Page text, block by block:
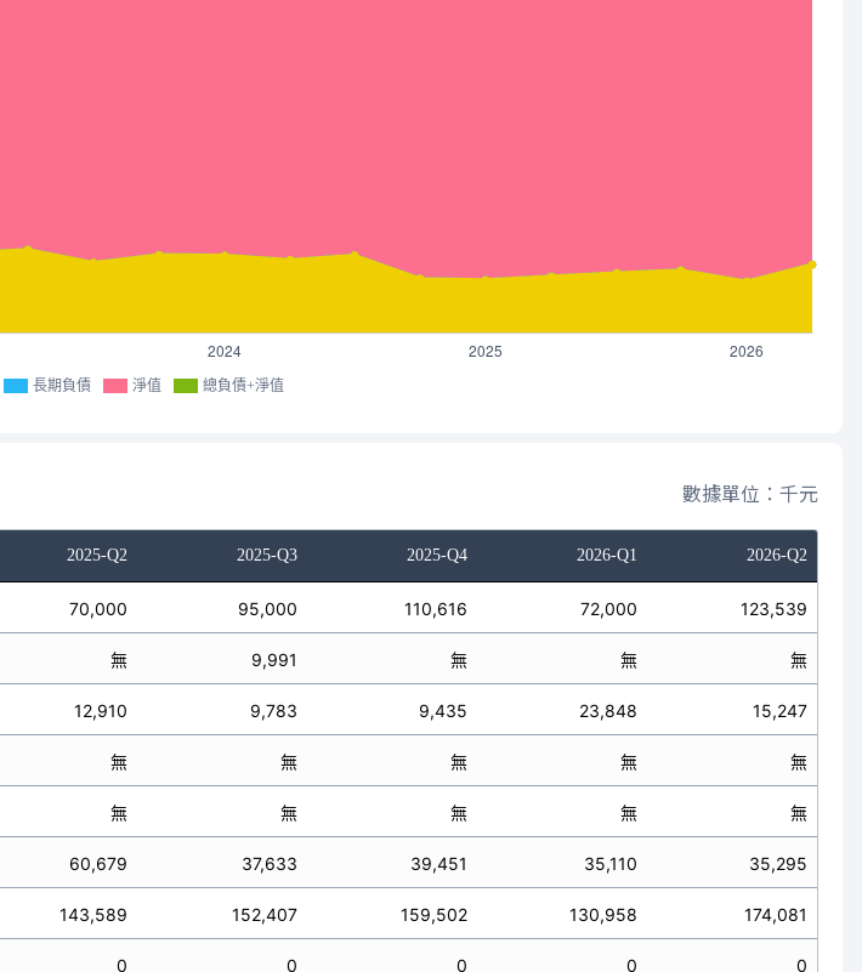
長期負債 淨值 總負債+淨值
數據單位：千元
2025-Q2 2025-Q3 2025-Q4 2026-Q1 2026-Q2
70,000 95,000 110,616 72,000 123,539
無 9,991 無 無 無
12,910 9,783 9,435 23,848 15,247
無 無 無 無 無
無 無 無 無 無
60,679 37,633 39,451 35,110 35,295
143,589 152,407 159,502 130,958 174,081
0 0 0 0 0